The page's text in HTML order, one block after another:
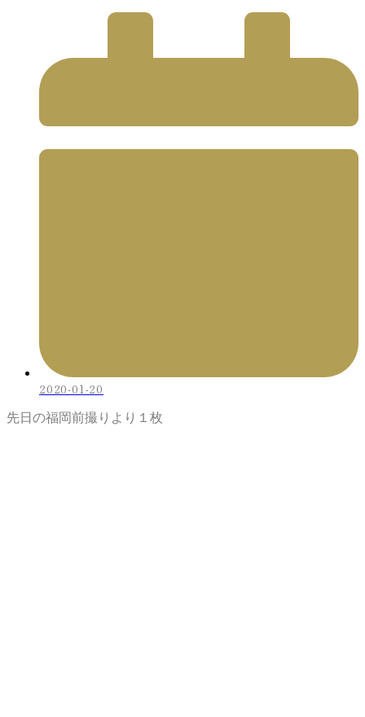
2020-01-20
先日の福岡前撮りより１枚